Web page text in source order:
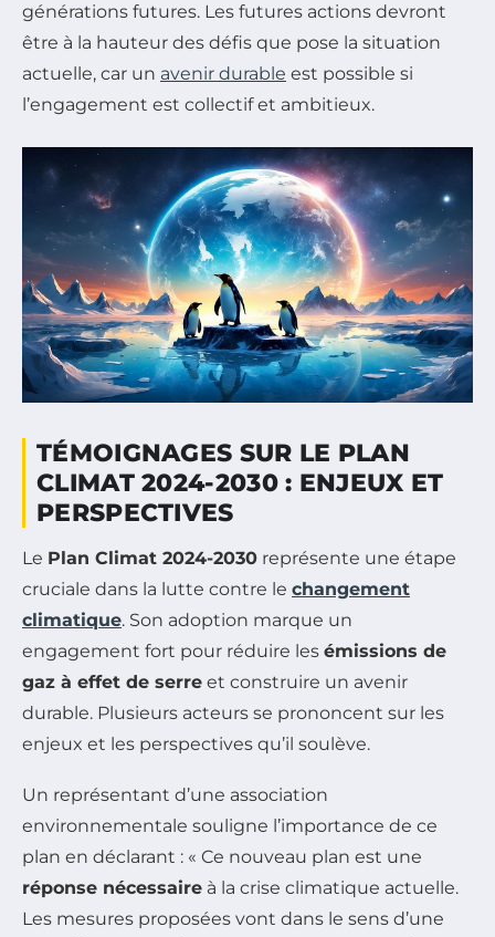
générations futures. Les futures actions devront
être à la hauteur des défis que pose la situation
actuelle, car un avenir durable est possible si
l’engagement est collectif et ambitieux.
TÉMOIGNAGES SUR LE PLAN
CLIMAT 2024-2030 : ENJEUX ET
PERSPECTIVES
Le Plan Climat 2024-2030 représente une étape
cruciale dans la lutte contre le changement
climatique. Son adoption marque un
engagement fort pour réduire les émissions de
gaz à effet de serre et construire un avenir
durable. Plusieurs acteurs se prononcent sur les
enjeux et les perspectives qu’il soulève.
Un représentant d’une association
environnementale souligne l’importance de ce
plan en déclarant : « Ce nouveau plan est une
réponse nécessaire à la crise climatique actuelle.
Les mesures proposées vont dans le sens d’une